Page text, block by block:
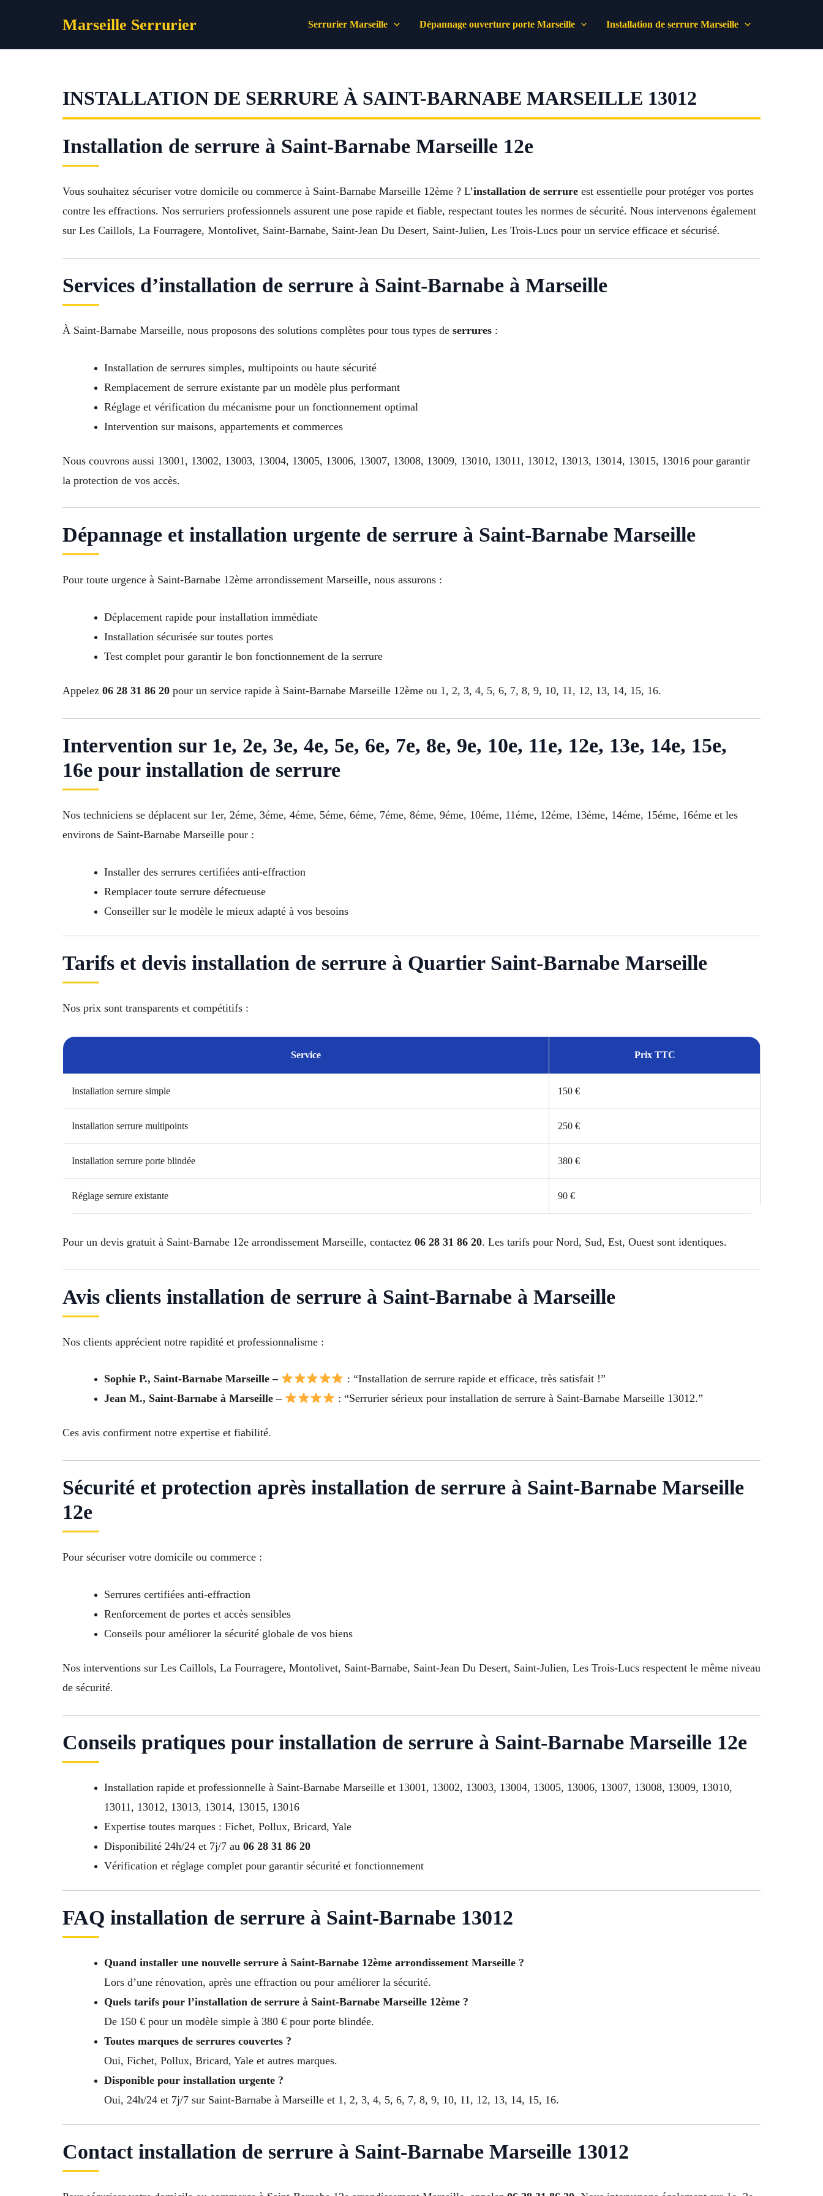
Marseille Serrurier Serrurier Marseille Dépannage ouverture porte Marseille Installation de serrure Marseille
INSTALLATION DE SERRURE À SAINT-BARNABE MARSEILLE 13012
Installation de serrure à Saint-Barnabe Marseille 12e
Vous souhaitez sécuriser votre domicile ou commerce à Saint-Barnabe Marseille 12ème ? L’installation de serrure est essentielle pour protéger vos portes
contre les effractions. Nos serruriers professionnels assurent une pose rapide et fiable, respectant toutes les normes de sécurité. Nous intervenons également
sur Les Caillols, La Fourragere, Montolivet, Saint-Barnabe, Saint-Jean Du Desert, Saint-Julien, Les Trois-Lucs pour un service efficace et sécurisé.
Services d’installation de serrure à Saint-Barnabe à Marseille
À Saint-Barnabe Marseille, nous proposons des solutions complètes pour tous types de serrures :
Installation de serrures simples, multipoints ou haute sécurité
Remplacement de serrure existante par un modèle plus performant
Réglage et vérification du mécanisme pour un fonctionnement optimal
Intervention sur maisons, appartements et commerces
Nous couvrons aussi 13001, 13002, 13003, 13004, 13005, 13006, 13007, 13008, 13009, 13010, 13011, 13012, 13013, 13014, 13015, 13016 pour garantir
la protection de vos accès.
Dépannage et installation urgente de serrure à Saint-Barnabe Marseille
Pour toute urgence à Saint-Barnabe 12ème arrondissement Marseille, nous assurons :
Déplacement rapide pour installation immédiate
Installation sécurisée sur toutes portes
Test complet pour garantir le bon fonctionnement de la serrure
Appelez 06 28 31 86 20 pour un service rapide à Saint-Barnabe Marseille 12ème ou 1, 2, 3, 4, 5, 6, 7, 8, 9, 10, 11, 12, 13, 14, 15, 16.
Intervention sur 1e, 2e, 3e, 4e, 5e, 6e, 7e, 8e, 9e, 10e, 11e, 12e, 13e, 14e, 15e,
16e pour installation de serrure
Nos techniciens se déplacent sur 1er, 2éme, 3éme, 4éme, 5éme, 6éme, 7éme, 8éme, 9éme, 10éme, 11éme, 12éme, 13éme, 14éme, 15éme, 16éme et les
environs de Saint-Barnabe Marseille pour :
Installer des serrures certifiées anti-effraction
Remplacer toute serrure défectueuse
Conseiller sur le modèle le mieux adapté à vos besoins
Tarifs et devis installation de serrure à Quartier Saint-Barnabe Marseille
Nos prix sont transparents et compétitifs :
Service Prix TTC
Installation serrure simple 150 €
Installation serrure multipoints 250 €
Installation serrure porte blindée 380 €
Réglage serrure existante 90 €
Pour un devis gratuit à Saint-Barnabe 12e arrondissement Marseille, contactez 06 28 31 86 20. Les tarifs pour Nord, Sud, Est, Ouest sont identiques.
Avis clients installation de serrure à Saint-Barnabe à Marseille
Nos clients apprécient notre rapidité et professionnalisme :
Sophie P., Saint-Barnabe Marseille –
: “Installation de serrure rapide et efficace, très satisfait !”
Jean M., Saint-Barnabe à Marseille –
: “Serrurier sérieux pour installation de serrure à Saint-Barnabe Marseille 13012.”
Ces avis confirment notre expertise et fiabilité.
Sécurité et protection après installation de serrure à Saint-Barnabe Marseille
12e
Pour sécuriser votre domicile ou commerce :
Serrures certifiées anti-effraction
Renforcement de portes et accès sensibles
Conseils pour améliorer la sécurité globale de vos biens
Nos interventions sur Les Caillols, La Fourragere, Montolivet, Saint-Barnabe, Saint-Jean Du Desert, Saint-Julien, Les Trois-Lucs respectent le même niveau
de sécurité.
Conseils pratiques pour installation de serrure à Saint-Barnabe Marseille 12e
Installation rapide et professionnelle à Saint-Barnabe Marseille et 13001, 13002, 13003, 13004, 13005, 13006, 13007, 13008, 13009, 13010,
13011, 13012, 13013, 13014, 13015, 13016
Expertise toutes marques : Fichet, Pollux, Bricard, Yale
Disponibilité 24h/24 et 7j/7 au 06 28 31 86 20
Vérification et réglage complet pour garantir sécurité et fonctionnement
FAQ installation de serrure à Saint-Barnabe 13012
Quand installer une nouvelle serrure à Saint-Barnabe 12ème arrondissement Marseille ?
Lors d’une rénovation, après une effraction ou pour améliorer la sécurité.
Quels tarifs pour l’installation de serrure à Saint-Barnabe Marseille 12ème ?
De 150 € pour un modèle simple à 380 € pour porte blindée.
Toutes marques de serrures couvertes ?
Oui, Fichet, Pollux, Bricard, Yale et autres marques.
Disponible pour installation urgente ?
Oui, 24h/24 et 7j/7 sur Saint-Barnabe à Marseille et 1, 2, 3, 4, 5, 6, 7, 8, 9, 10, 11, 12, 13, 14, 15, 16.
Contact installation de serrure à Saint-Barnabe Marseille 13012